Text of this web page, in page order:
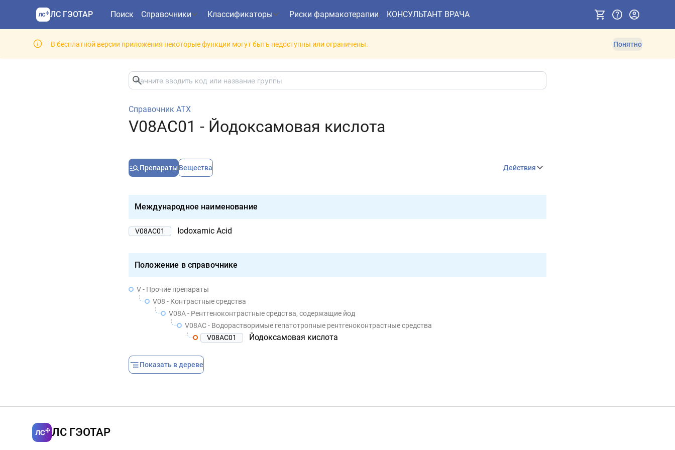
ЛС ГЭОТАР Поиск Справочники Классификаторы Риски фармакотерапии КОНСУЛЬТАНТ ВРАЧА
В бесплатной версии приложения некоторые функции могут быть недоступны или ограничены. Понятно
Справочник АТХ
V08AC01 - Йодоксамовая кислота
Препараты Вещества Действия
Международное наименование
V08AC01 Iodoxamic Acid
Положение в справочнике
V - Прочие препараты
V08 - Контрастные средства
V08A - Рентгеноконтрастные средства, содержащие йод
V08AC - Водорастворимые гепатотропные рентгеноконтрастные средства
V08AC01
Йодоксамовая кислота
Показать в дереве
ЛС ГЭОТАР